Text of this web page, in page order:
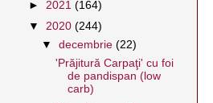
► 2021 (164)
▼ 2020 (244)
▼decembrie(22)
'Prăjitură Carpaţi' cu foi
de pandispan (low
carb)